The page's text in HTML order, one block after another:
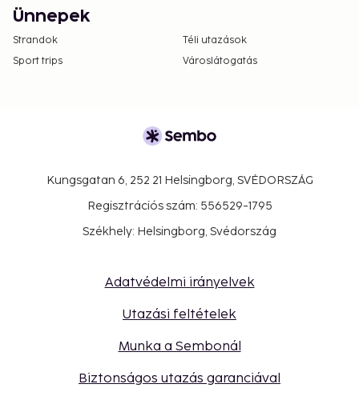
Ünnepek
Strandok
Téli utazások
Sport trips
Városlátogatás
Kungsgatan 6, 252 21 Helsingborg, SVÉDORSZÁG
Regisztrációs szám: 556529-1795
Székhely: Helsingborg, Svédország
Adatvédelmi irányelvek
Utazási feltételek
Munka a Sembonál
Biztonságos utazás garanciával